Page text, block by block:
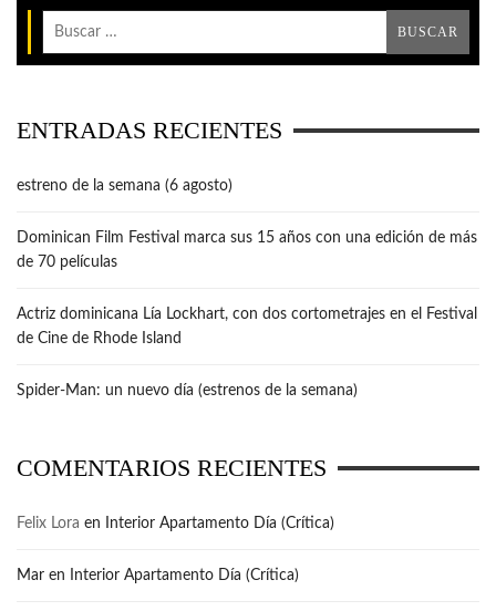
ENTRADAS RECIENTES
estreno de la semana (6 agosto)
Dominican Film Festival marca sus 15 años con una edición de más
de 70 películas
Actriz dominicana Lía Lockhart, con dos cortometrajes en el Festival
de Cine de Rhode Island
Spider-Man: un nuevo día (estrenos de la semana)
COMENTARIOS RECIENTES
Felix Lora en Interior Apartamento Día (Crítica)
Mar en Interior Apartamento Día (Crítica)